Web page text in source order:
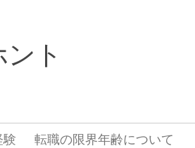
ト
験
転職の限界年齢について